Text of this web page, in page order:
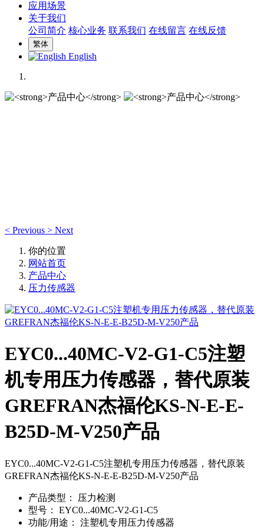
应用场景
关于我们
公司简介 核心业务 联系我们 在线留言 在线反馈
繁体
English
< Previous > Next
你的位置
网站首页
产品中心
压力传感器
EYC0...40MC-V2-G1-C5注塑
机专用压力传感器，替代原装
GREFRAN杰福伦KS-N-E-E-
B25D-M-V250产品
EYC0...40MC-V2-G1-C5注塑机专用压力传感器，替代原装
GREFRAN杰福伦KS-N-E-E-B25D-M-V250产品
产品类型：
压力检测
型号：
EYC0...40MC-V2-G1-C5
功能/用途：
注塑机专用压力传感器